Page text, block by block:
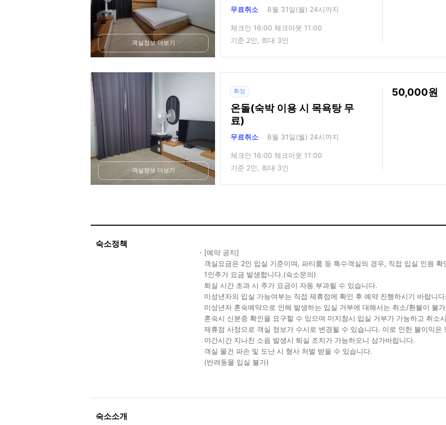
객실정보 더보기
무료취소 8월 31일(월) 24시까지
체크인 16:00 체크아웃 11:00
기준 2인, 최대 3인
객실정보 더보기
확정
온돌(숙박 이용 시 목욕탕 무
료)
무료취소 8월 31일(월) 24시까지
체크인 16:00 체크아웃 11:00
기준 2인, 최대 3인
50,000
숙소정책
[예약 공지]
객실요금은 2인 입실 기준이며, 파티룸 등 특수객실의 경우, 직접 입실 인원 확
1인추가 요금 발생합니다.(숙소문의)
퇴실 시간 초과 시 추가 요금이 자동 부과될 수 있습니다.
미성년자의 입실 가능여부는 직접 제휴점에 확인 후 예약 진행하시기 바랍니다.
미성년자 혼숙예약으로 인해 발생하는 입실 거부에 대해서는 취소/환불이 불
혼숙시 신분증 확인을 요구할 수 있으며 미지참시 입실 거부가 가능하고 취소
제휴점 사정으로 객실 정보가 수시로 변경될 수 있습니다. 이로 인한 불이익은
야간시간 지나친 소음 발생시 퇴실 조치가 가능하오니 삼가바랍니다.
객실 물건 파손 및 도난 시 형사 처벌 받을 수 있습니다.
(반려동물 입실 불가)
숙소소개